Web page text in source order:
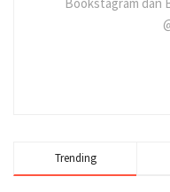
Trending